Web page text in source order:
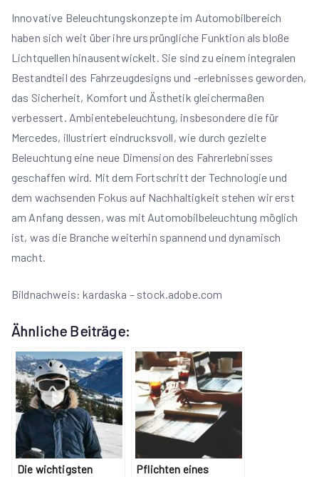
Innovative Beleuchtungskonzepte im Automobilbereich
haben sich weit über ihre ursprüngliche Funktion als bloße
Lichtquellen hinausentwickelt. Sie sind zu einem integralen
Bestandteil des Fahrzeugdesigns und -erlebnisses geworden,
das Sicherheit, Komfort und Ästhetik gleichermaßen
verbessert. Ambientebeleuchtung, insbesondere die für
Mercedes, illustriert eindrucksvoll, wie durch gezielte
Beleuchtung eine neue Dimension des Fahrerlebnisses
geschaffen wird. Mit dem Fortschritt der Technologie und
dem wachsenden Fokus auf Nachhaltigkeit stehen wir erst
am Anfang dessen, was mit Automobilbeleuchtung möglich
ist, was die Branche weiterhin spannend und dynamisch
macht.
Bildnachweis: kardaska – stock.adobe.com
Ähnliche Beiträge:
Die wichtigsten
Pflichten eines